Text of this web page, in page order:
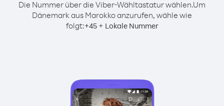
Die Nummer über die Viber-Wähltastatur wählen.Um
Dänemark aus Marokko anzurufen, wähle wie
folgt:+45+ Lokale Nummer